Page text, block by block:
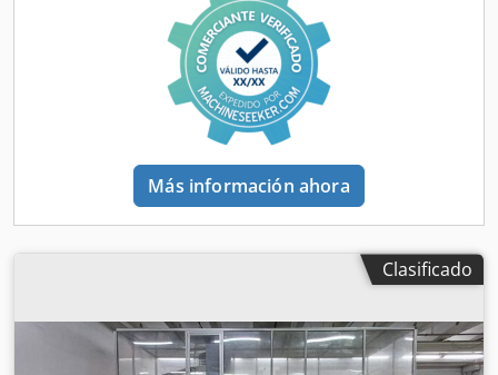
Más información ahora
Clasificado